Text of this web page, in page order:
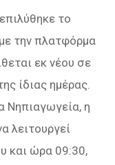
το
την πλατφόρμα
εκ νέου σε
ίδιας ημέρας.
Νηπιαγωγεία, η
λειτουργεί
και ώρα 09:30,